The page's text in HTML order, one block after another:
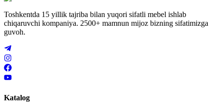
Toshkentda 15 yillik tajriba bilan yuqori sifatli mebel ishlab
chiqaruvchi kompaniya. 2500+ mamnun mijoz bizning sifatimizga
guvoh.
Katalog